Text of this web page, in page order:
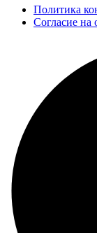
Политика
Согласие на